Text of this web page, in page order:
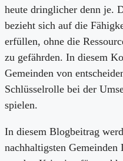
heute dringlicher denn je.
bezieht sich auf die
erfüllen, ohne die
zu gefährden. In diesem
Gemeinden von
Schlüsselrolle bei der
spielen.
In diesem Blogbeitrag
nachhaltigsten Gemeinden